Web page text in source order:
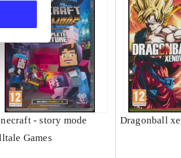
- story mode
Games
Dragonball